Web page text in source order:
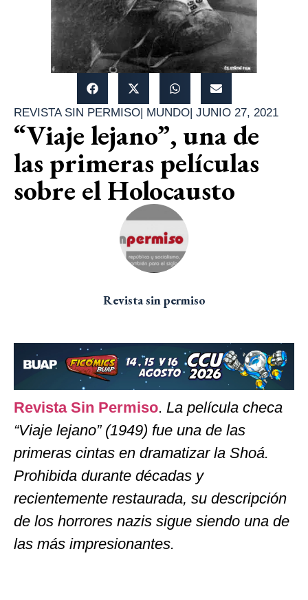
REVISTA SIN PERMISO| MUNDO| JUNIO 27, 2021
“Viaje lejano”, una de
las primeras películas
sobre el Holocausto
Revista sin permiso
Revista Sin Permiso. La película checa
“Viaje lejano” (1949) fue una de las
primeras cintas en dramatizar la Shoá.
Prohibida durante décadas y
recientemente restaurada, su descripción
de los horrores nazis sigue siendo una de
las más impresionantes.